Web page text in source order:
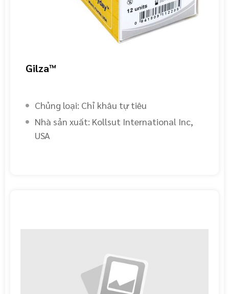
Gilza™
Chủng loại: Chỉ khâu tự tiêu
Nhà sản xuất: Kollsut International Inc,
USA